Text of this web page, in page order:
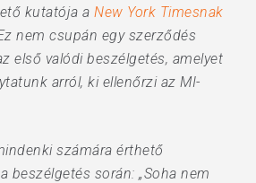
kutatója aNew York Timesnak
nem csupán egy szerződés
első valódi beszélgetés, amelyet
arról, ki ellenőrzi az MI-
számára érthető
beszélgetés során: „Soha nem